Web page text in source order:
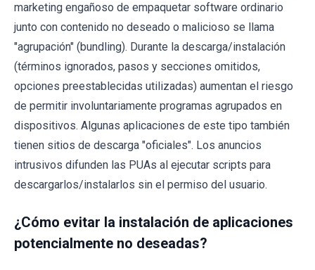
marketing engañoso de empaquetar software ordinario
junto con contenido no deseado o malicioso se llama
"agrupación" (bundling). Durante la descarga/instalación
(términos ignorados, pasos y secciones omitidos,
opciones preestablecidas utilizadas) aumentan el riesgo
de permitir involuntariamente programas agrupados en
dispositivos. Algunas aplicaciones de este tipo también
tienen sitios de descarga "oficiales". Los anuncios
intrusivos difunden las PUAs al ejecutar scripts para
descargarlos/instalarlos sin el permiso del usuario.
¿Cómo evitar la instalación de aplicaciones
potencialmente no deseadas?